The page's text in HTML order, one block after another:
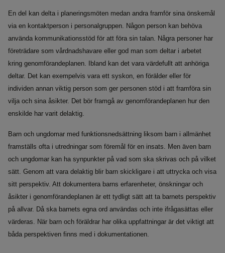
En del kan delta i planeringsmöten medan andra framför sina önskemål
via en kontaktperson i personalgruppen. Någon person kan behöva
använda kommunikationsstöd för att föra sin talan. Några personer har
företrädare som vårdnadshavare eller god man som deltar i arbetet
kring genomförandeplanen. Ibland kan det vara värdefullt att anhöriga
deltar. Det kan exempelvis vara ett syskon, en förälder eller för
individen annan viktig person som ger personen stöd i att framföra sin
vilja och sina åsikter. Det bör framgå av genomförandeplanen hur den
enskilde har varit delaktig.
Barn och ungdomar med funktionsnedsättning liksom barn i allmänhet
framställs ofta i utredningar som föremål för en insats. Men även barn
och ungdomar kan ha synpunkter på vad som ska skrivas och på vilket
sätt. Genom att vara delaktig blir barn skickligare i att uttrycka och visa
sitt perspektiv. Att dokumentera barns erfarenheter, önskningar och
åsikter i genomförandeplanen är ett tydligt sätt att ta barnets perspektiv
på allvar. Då ska barnets egna ord användas och inte ifrågasättas eller
värderas. När barn och föräldrar har olika uppfattningar är det viktigt att
båda perspektiven finns med i dokumentationen.